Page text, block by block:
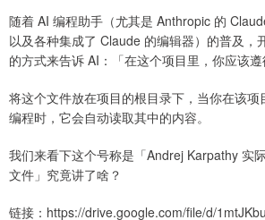
随着 AI 编程助手（尤其是 Anthropic 的
以及各种集成了 Claude 的编辑器）的普及，
的方式来告诉 AI：「在这个项目里，你应该遵
将这个文件放在项目的根目录下，当你在该
编程时，它会自动读取其中的内容。
我们来看下这个号称是「Andrej Karpathy 实
文件」究竟讲了啥？
链接：https://drive.google.com/file/d/